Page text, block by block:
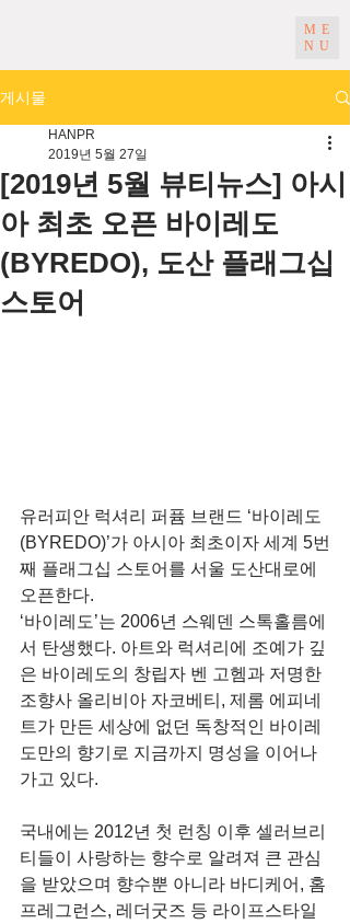
ME
NU
게시물
[2019년 5월 뷰티뉴스] 아시
아 최초 오픈 바이레도
(BYREDO), 도산 플래그십
스토어
HANPR
2019년 5월 27일
유러피안 럭셔리 퍼퓸 브랜드 ‘바이레도
(BYREDO)’가 아시아 최초이자 세계 5번
째 플래그십 스토어를 서울 도산대로에
오픈한다.
‘바이레도’는 2006년 스웨덴 스톡홀름에
서 탄생했다. 아트와 럭셔리에 조예가 깊
은 바이레도의 창립자 벤 고헴과 저명한
조향사 올리비아 자코베티, 제롬 에피네
트가 만든 세상에 없던 독창적인 바이레
도만의 향기로 지금까지 명성을 이어나
가고 있다.
국내에는 2012년 첫 런칭 이후 셀러브리
티들이 사랑하는 향수로 알려져 큰 관심
을 받았으며 향수뿐 아니라 바디케어, 홈
프레그런스, 레더굿즈 등 라이프스타일